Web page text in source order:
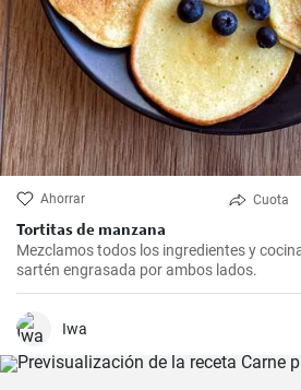
Ahorrar Cuota
Tortitas de manzana
Mezclamos todos los ingredientes y
sartén engrasada por ambos lados.
Iwa